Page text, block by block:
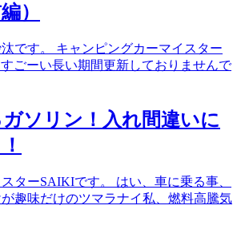
）
です。 キャンピングカーマイスター
ごーい長い期間更新しておりませんで
ソリン！入れ間違いに
ターSAIKIです。 はい、車に乗る事、
趣味だけのツマラナイ私、燃料高騰気